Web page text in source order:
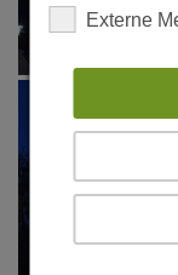
Externe